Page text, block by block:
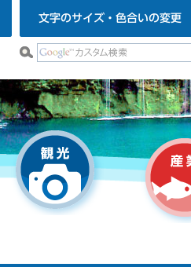
文字のサイズ・色合いの変更